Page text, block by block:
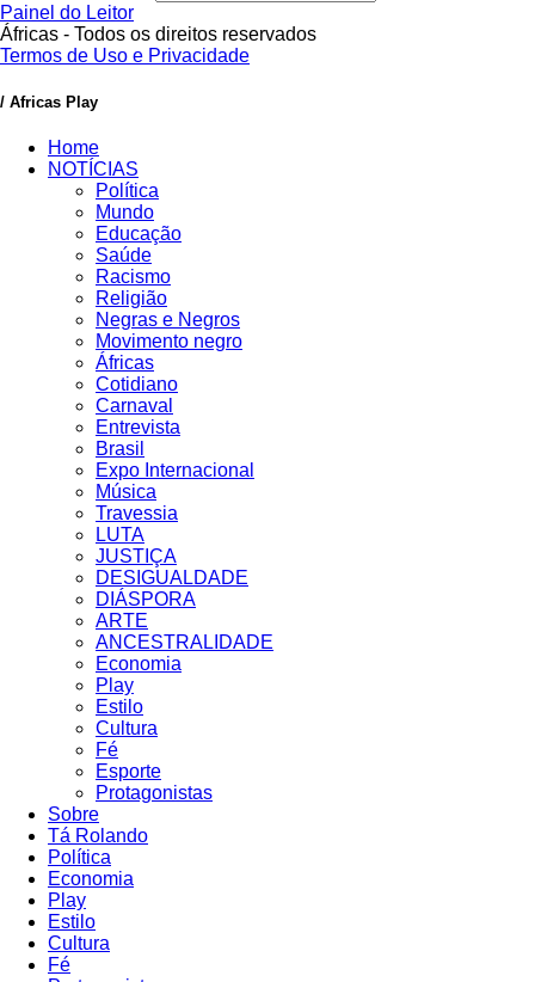
Painel do Leitor
Áfricas - Todos os direitos reservados
Termos de Uso e Privacidade
/ Africas Play
Home
NOTÍCIAS
Política
Mundo
Educação
Saúde
Racismo
Religião
Negras e Negros
Movimento negro
Áfricas
Cotidiano
Carnaval
Entrevista
Brasil
Expo Internacional
Música
Travessia
LUTA
JUSTIÇA
DESIGUALDADE
DIÁSPORA
ARTE
ANCESTRALIDADE
Economia
Play
Estilo
Cultura
Fé
Esporte
Protagonistas
Sobre
Tá Rolando
Política
Economia
Play
Estilo
Cultura
Fé